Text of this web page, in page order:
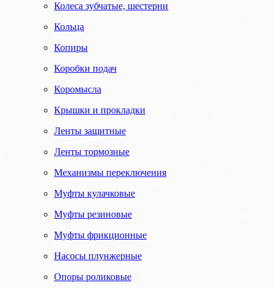
Колеса зубчатые, шестерни
Кольца
Копиры
Коробки подач
Коромысла
Крышки и прокладки
Ленты защитные
Ленты тормозные
Механизмы переключения
Муфты кулачковые
Муфты резиновые
Муфты фрикционные
Насосы плунжерные
Опоры роликовые